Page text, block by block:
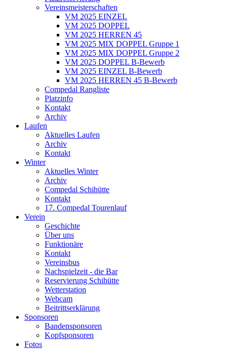
Vereinsmeisterschaften
VM 2025 EINZEL
VM 2025 DOPPEL
VM 2025 HERREN 45
VM 2025 MIX DOPPEL Gruppe 1
VM 2025 MIX DOPPEL Gruppe 2
VM 2025 DOPPEL B-Bewerb
VM 2025 EINZEL B-Bewerb
VM 2025 HERREN 45 B-Bewerb
Compedal Rangliste
Platzinfo
Kontakt
Archiv
Laufen
Aktuelles Laufen
Archiv
Kontakt
Winter
Aktuelles Winter
Archiv
Compedal Schihütte
Kontakt
17. Compedal Tourenlauf
Verein
Geschichte
Über uns
Funktionäre
Kontakt
Vereinsbus
Nachspielzeit - die Bar
Reservierung Schihütte
Wetterstation
Webcam
Beitrittserklärung
Sponsoren
Bandensponsoren
Kopfsponsoren
Fotos